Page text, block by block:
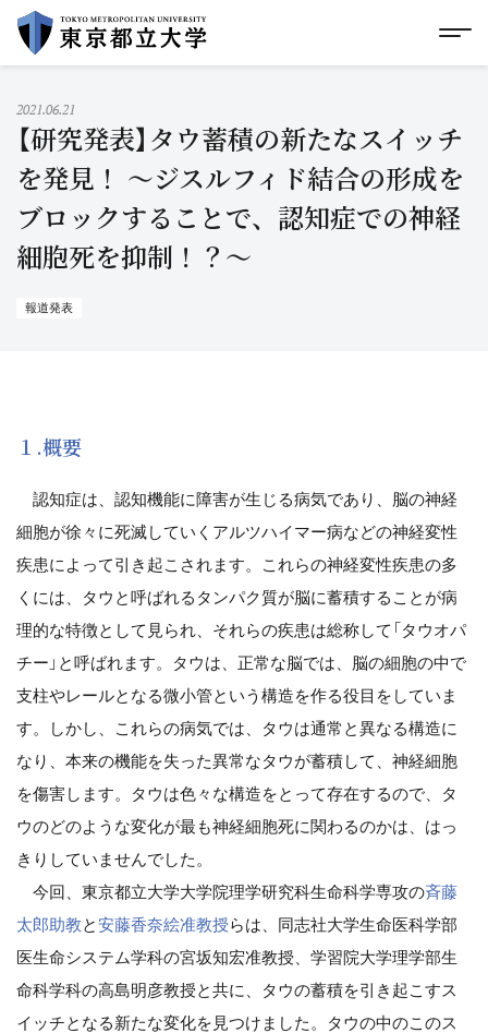
イ
グローバルメニューにスキップ メ
2021.06.21
【研究発表】タウ蓄積の新たなスイッチ
を発見！ ～ジスルフィド結合の形成を
ブロックすることで、認知症での神経
細胞死を抑制！？～
報道発表
１.概要
認知症は、認知機能に障害が生じる病気であり、脳の神経
細胞が徐々に死滅していくアルツハイマー病などの神経変性
疾患によって引き起こされます。これらの神経変性疾患の多
くには、タウと呼ばれるタンパク質が脳に蓄積することが病
理的な特徴として見られ、それらの疾患は総称して「タウオパ
チー」と呼ばれます。タウは、正常な脳では、脳の細胞の中で
支柱やレールとなる微小管という構造を作る役目をしていま
す。しかし、これらの病気では、タウは通常と異なる構造に
なり、本来の機能を失った異常なタウが蓄積して、神経細胞
を傷害します。タウは色々な構造をとって存在するので、タ
ウのどのような変化が最も神経細胞死に関わるのかは、はっ
きりしていませんでした。
今回、東京都立大学大学院理学研究科生命科学専攻の斉藤
太郎助教と安藤香奈絵准教授らは、同志社大学生命医科学部
医生命システム学科の宮坂知宏准教授、学習院大学理学部生
命科学科の高島明彦教授と共に、タウの蓄積を引き起こすス
イッチとなる新たな変化を見つけました。タウの中のこのス